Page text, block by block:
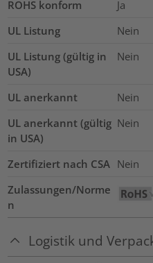
ROHS konform
Ja
UL Listung
Nein
UL Listung (gültig in
USA)
Nein
UL anerkannt
Nein
UL anerkannt (gültig
in USA)
Nein
Zertifiziert nach CSA Nein
Zulassungen/Norme
n
Logistik und